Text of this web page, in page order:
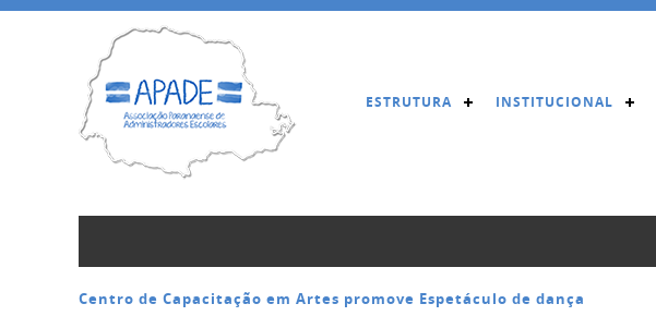
ESTRUTURA INSTITUCIONAL
Centro de Capacitação em Artes promove Espetáculo de dança